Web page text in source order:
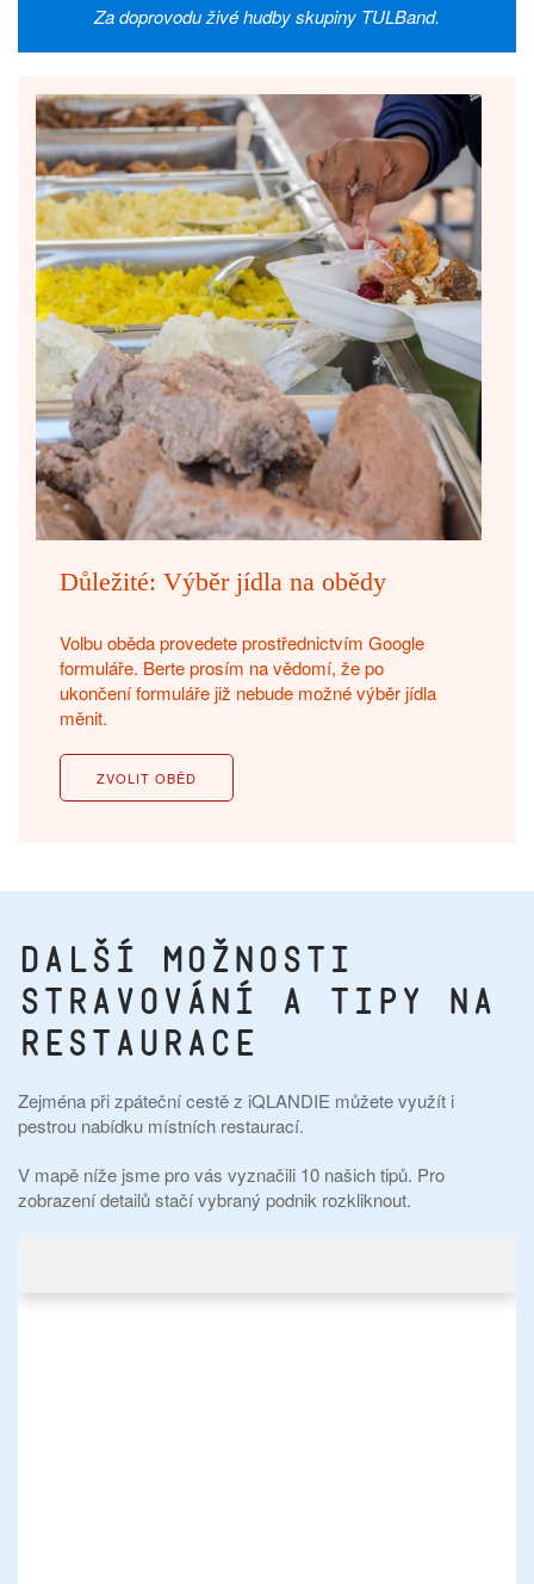
Za doprovodu živé hudby skupiny TULBand.
Důležité: Výběr jídla na obědy
Volbu oběda provedete prostřednictvím Google
formuláře. Berte prosím na vědomí, že po
ukončení formuláře již nebude možné výběr jídla
měnit.
ZVOLIT OBĚD
Další možnosti
stravování a tipy na
restaurace
Zejména při zpáteční cestě z iQLANDIE můžete využít i
pestrou nabídku místních restaurací.
V mapě níže jsme pro vás vyznačili 10 našich tipů. Pro
zobrazení detailů stačí vybraný podnik rozkliknout.